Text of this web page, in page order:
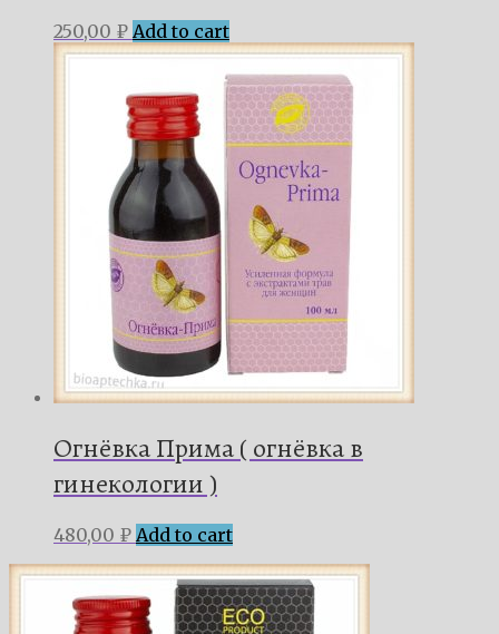
250,00 ₽ Add to cart
Огнёвка Прима ( огнёвка в
гинекологии )
480,00 ₽ Add to cart